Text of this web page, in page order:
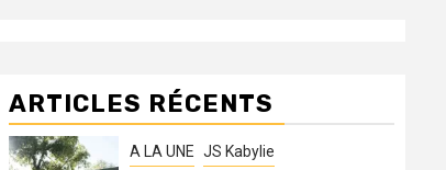
ARTICLES RÉCENTS
A LA UNE JS Kabylie